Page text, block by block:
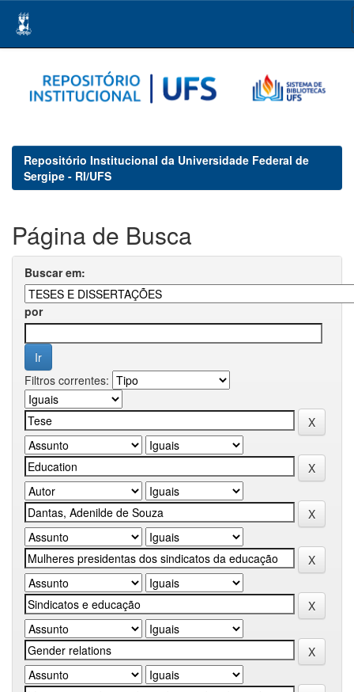
navigation
Repositório Institucional da Universidade Federal de
Sergipe - RI/UFS
Página de Busca
Buscar em:
por
Filtros correntes: